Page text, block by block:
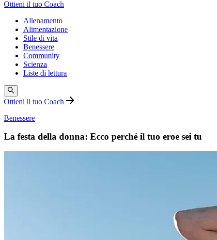
Ottieni il tuo Coach
Allenamento
Alimentazione
Stile di vita
Benessere
Community
Scienza
Liste di lettura
Ottieni il tuo Coach
Benessere
La festa della donna: Ecco perché il tuo eroe sei tu